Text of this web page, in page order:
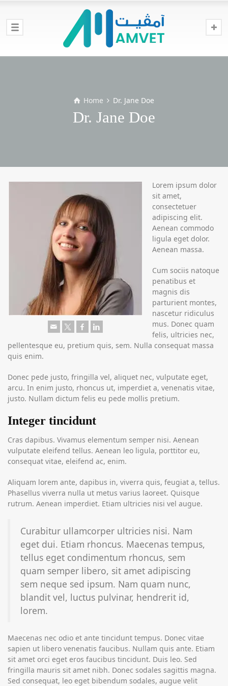
Home Dr. Jane Doe
Dr. Jane Doe
Lorem ipsum dolor
sit amet,
consectetuer
adipiscing elit.
Aenean commodo
ligula eget dolor.
Aenean massa.
Cum sociis natoque
penatibus et
magnis dis
parturient montes,
nascetur ridiculus
mus. Donec quam
felis, ultricies nec,
pellentesque eu, pretium quis, sem. Nulla consequat massa
quis enim.
Donec pede justo, fringilla vel, aliquet nec, vulputate eget,
arcu. In enim justo, rhoncus ut, imperdiet a, venenatis vitae,
justo. Nullam dictum felis eu pede mollis pretium.
Integer tincidunt
Cras dapibus. Vivamus elementum semper nisi. Aenean
vulputate eleifend tellus. Aenean leo ligula, porttitor eu,
consequat vitae, eleifend ac, enim.
Aliquam lorem ante, dapibus in, viverra quis, feugiat a, tellus.
Phasellus viverra nulla ut metus varius laoreet. Quisque
rutrum. Aenean imperdiet. Etiam ultricies nisi vel augue.
Curabitur ullamcorper ultricies nisi. Nam
eget dui. Etiam rhoncus. Maecenas tempus,
tellus eget condimentum rhoncus, sem
quam semper libero, sit amet adipiscing
sem neque sed ipsum. Nam quam nunc,
blandit vel, luctus pulvinar, hendrerit id,
lorem.
Maecenas nec odio et ante tincidunt tempus. Donec vitae
sapien ut libero venenatis faucibus. Nullam quis ante. Etiam
sit amet orci eget eros faucibus tincidunt. Duis leo. Sed
fringilla mauris sit amet nibh. Donec sodales sagittis magna.
Sed consequat, leo eget bibendum sodales, augue velit